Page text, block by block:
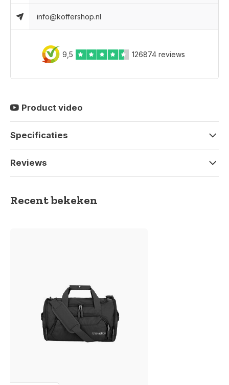
info@koffershop.nl
9,5 126874 reviews
Product video
Specificaties
Reviews
Recent bekeken